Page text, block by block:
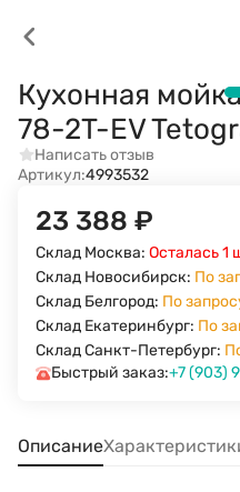
Кухонная
78-2T-EV
Написать отзыв
Артикул:4993532
23 388 ₽
Склад Москва: Осталась 1
Склад Новосибирск: По
Склад Белгород: По
Склад Екатеринбург: По
Склад Санкт-Петербург:
Быстрый заказ:+7 (903)
Описание